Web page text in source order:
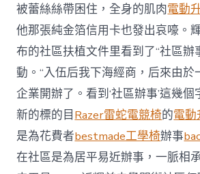
被蕾絲絲帶困住，全身的肌肉電動
他那張純金箔信用卡也發出哀嚎。
布的社區扶植文件里看到了“社區辦
動。“入伍后我下海經商，后來由於
企業開辦了。看到‘社區辦事’這幾
新的標的目Razer雷蛇電競椅的電動
是為花費者bestmade工學椅辦事
在社區是為居平易近辦事，一脈相